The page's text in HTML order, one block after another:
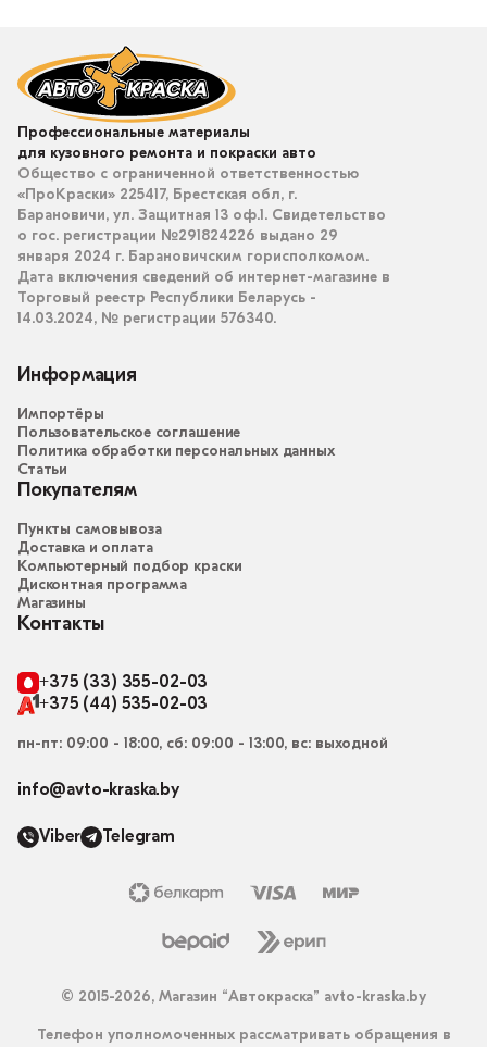
Профессиональные материалы
для кузовного ремонта и покраски авто
Общество с ограниченной ответственностью
«ПроКраски» 225417, Брестская обл, г.
Барановичи, ул. Защитная 13 оф.1. Свидетельство
о гос. регистрации №291824226 выдано 29
января 2024 г. Барановичским горисполкомом.
Дата включения сведений об интернет-магазине в
Торговый реестр Республики Беларусь -
14.03.2024, № регистрации 576340.
Информация
Импортёры
Пользовательское соглашение
Политика обработки персональных данных
Статьи
Покупателям
Пункты самовывоза
Доставка и оплата
Компьютерный подбор краски
Дисконтная программа
Магазины
Контакты
+375 (33) 355-02-03
+375 (44) 535-02-03
пн-пт: 09:00 - 18:00, сб: 09:00 - 13:00, вс: выходной
info@avto-kraska.by
Viber Telegram
© 2015-2026, Магазин “Автокраска” avto-kraska.by
Телефон уполномоченных рассматривать обращения в